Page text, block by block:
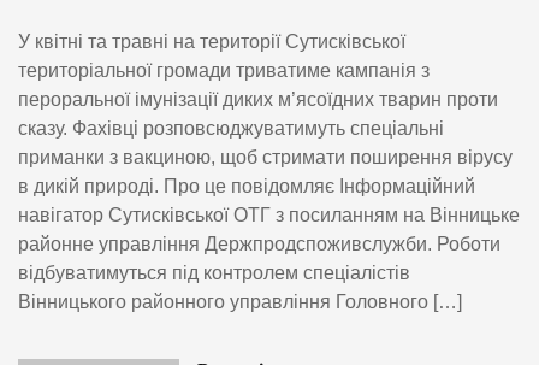
У квітні та травні на території Сутисківської
територіальної громади триватиме кампанія з
пероральної імунізації диких м’ясоїдних тварин проти
сказу. Фахівці розповсюджуватимуть спеціальні
приманки з вакциною, щоб стримати поширення вірусу
в дикій природі. Про це повідомляє Інформаційний
навігатор Сутисківської ОТГ з посиланням на Вінницьке
районне управління Держпродспоживслужби. Роботи
відбуватимуться під контролем спеціалістів
Вінницького районного управління Головного […]